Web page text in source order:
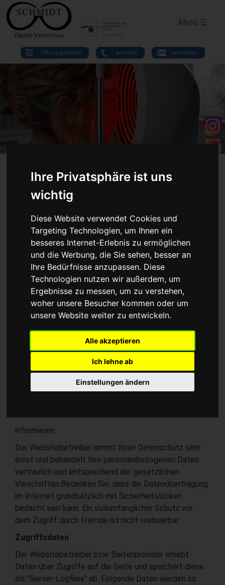
Ihre Privatsphäre ist uns
wichtig
Diese Website verwendet Cookies und
Targeting Technologien, um Ihnen ein
besseres Internet-Erlebnis zu ermöglichen
und die Werbung, die Sie sehen, besser an
Ihre Bedürfnisse anzupassen. Diese
Technologien nutzen wir außerdem, um
Ergebnisse zu messen, um zu verstehen,
woher unsere Besucher kommen oder um
unsere Website weiter zu entwickeln.
Alle akzeptieren
Ich lehne ab
Einstellungen ändern
Menü ☰
Öffnungszeiten anrufen schreiben
Datenschutz
Hier können Sie Ihre Datenschutzeinstellungen zu
dieser Seite prüfen. Jetzt prüfen
Geltungsbereich
Diese Datenschutzerklärung soll die Nutzer dieser
Website gemäß Bundesdatenschutzgesetz und
Telemediengesetz über die Art, den Umfang und den
Zweck der Erhebung und Verwendung
personenbezogener Daten durch den Websitebetreiber
Gunther Schmidt
Staatl. gepr. Augenoptikermeister
Optometrist HWK
Cottbuser Straße 11
03226 Vetschau/ Spreewald
informieren.
Der Websitebetreiber nimmt Ihren Datenschutz sehr
ernst und behandelt Ihre personenbezogenen Daten
vertraulich und entsprechend der gesetzlichen
Vorschriften.Bedenken Sie, dass die Datenübertragung
im Internet grundsätzlich mit Sicherheitslücken
bedacht sein kann. Ein vollumfänglicher Schutz vor
dem Zugriff durch Fremde ist nicht realisierbar.
Zugriffsdaten
Der Websitebetreiber bzw. Seitenprovider erhebt
Daten über Zugriffe auf die Seite und speichert diese
als "Server-Logfiles" ab. Folgende Daten werden so